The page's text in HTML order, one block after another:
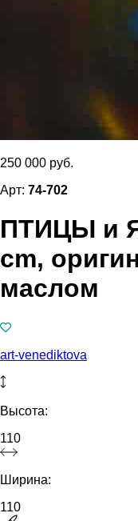
250 000 руб.
Арт: 74-702
ПТИЦЫ и
cm,
маслом
art-venediktova
Высота:
110
Ширина:
110